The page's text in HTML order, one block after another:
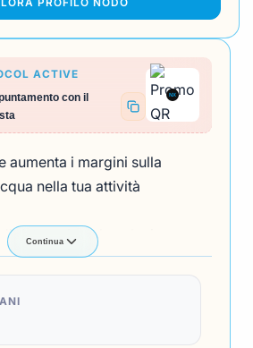
ACTIVE
con il
NX
aumenta i margini sulla
nella tua attività
ristorazione la soluzione
mensile del depuratore
Continua